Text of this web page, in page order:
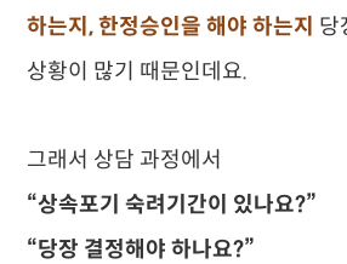
하는지, 한정승인을 해야 하는지 당
상황이 많기 때문인데요.
그래서 상담 과정에서
“상속포기 숙려기간이 있나요?”
“당장 결정해야 하나요?”